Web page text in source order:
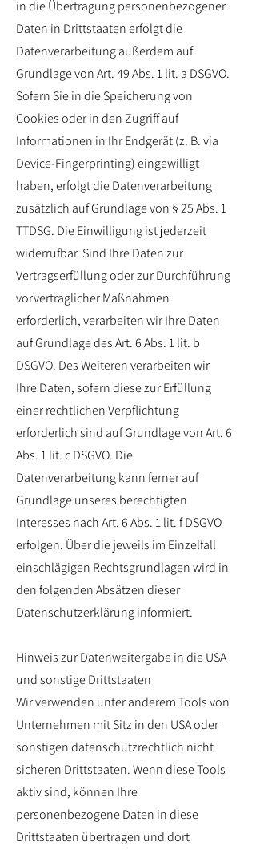
in die Übertragung personenbezogener
Daten in Drittstaaten erfolgt die
Datenverarbeitung außerdem auf
Grundlage von Art. 49 Abs. 1 lit. a DSGVO.
Sofern Sie in die Speicherung von
Cookies oder in den Zugriff auf
Informationen in Ihr Endgerät (z. B. via
Device-Fingerprinting) eingewilligt
haben, erfolgt die Datenverarbeitung
zusätzlich auf Grundlage von § 25 Abs. 1
TTDSG. Die Einwilligung ist jederzeit
widerrufbar. Sind Ihre Daten zur
Vertragserfüllung oder zur Durchführung
vorvertraglicher Maßnahmen
erforderlich, verarbeiten wir Ihre Daten
auf Grundlage des Art. 6 Abs. 1 lit. b
DSGVO. Des Weiteren verarbeiten wir
Ihre Daten, sofern diese zur Erfüllung
einer rechtlichen Verpflichtung
erforderlich sind auf Grundlage von Art. 6
Abs. 1 lit. c DSGVO. Die
Datenverarbeitung kann ferner auf
Grundlage unseres berechtigten
Interesses nach Art. 6 Abs. 1 lit. f DSGVO
erfolgen. Über die jeweils im Einzelfall
einschlägigen Rechtsgrundlagen wird in
den folgenden Absätzen dieser
Datenschutzerklärung informiert.
Hinweis zur Datenweitergabe in die USA
und sonstige Drittstaaten
Wir verwenden unter anderem Tools von
Unternehmen mit Sitz in den USA oder
sonstigen datenschutzrechtlich nicht
sicheren Drittstaaten. Wenn diese Tools
aktiv sind, können Ihre
personenbezogene Daten in diese
Drittstaaten übertragen und dort